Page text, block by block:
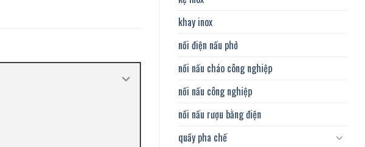
khay inox
nồi điện nấu phở
nồi nấu cháo công nghiệp
nồi nấu công nghiệp
nồi nấu rượu bằng điện
quầy pha chế